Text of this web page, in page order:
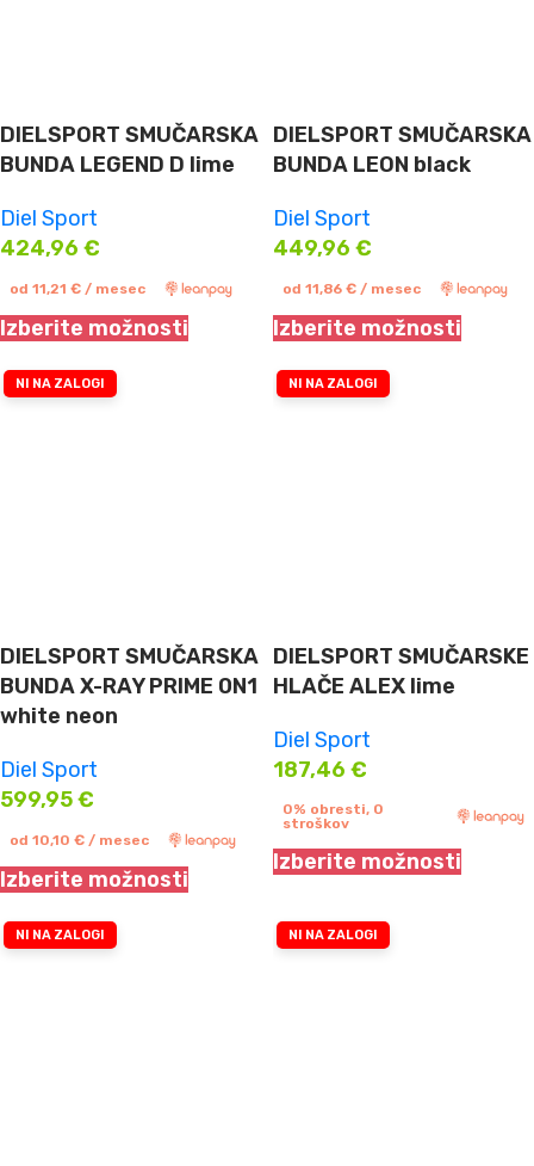
DIELSPORT SMUČARSKA
BUNDA LEGEND D lime
Diel Sport
424,96 €
od 11,21 € / mesec
Izberite možnosti
DIELSPORT SMUČARSKA
BUNDA LEON black
Diel Sport
449,96 €
od 11,86 € / mesec
Izberite možnosti
NI NA ZALOGI
DIELSPORT SMUČARSKA
BUNDA X-RAY PRIME 0N1
white neon
Diel Sport
599,95€
od 10,10 € / mesec
Izberite možnosti
NI NA ZALOGI
DIELSPORT SMUČARSKE
HLAČE ALEX lime
Diel Sport
187,46 €
0% obresti, 0
stroškov
Izberite možnosti
NI NA ZALOGI NI NA ZALOGI